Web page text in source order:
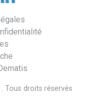
. Tous droits réservés